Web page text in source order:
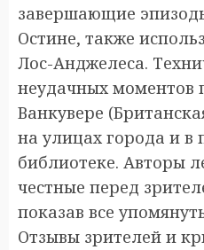
завершающие
Остине, также
Лос-Анджелеса.
неудачных моментов
Ванкувере
на улицах города и в
библиотеке. Авторы
честные перед
показав все
Отзывы зрителей и